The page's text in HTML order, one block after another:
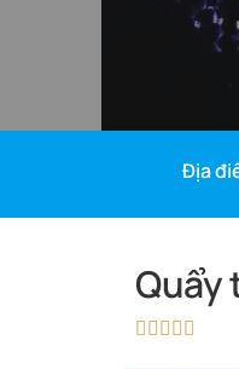
Địa
Quẩy
    